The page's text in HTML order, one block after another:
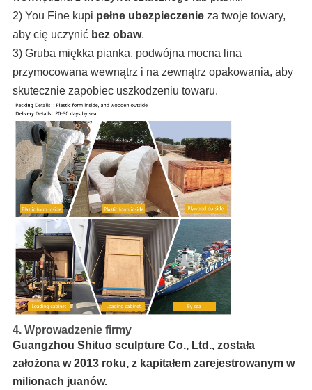
2) You Fine kupi pełne ubezpieczenieza twoje towary,
aby cię uczynić bez obaw.
3) Gruba miękka pianka, podwójna mocna lina
przymocowana wewnątrz i na zewnątrz opakowania, aby
skutecznie zapobiec uszkodzeniu towaru.
4. Wprowadzenie firmy
Guangzhou Shituo sculpture Co., Ltd., została
założona w 2013 roku, z kapitałem zarejestrowanym w
milionach juanów.